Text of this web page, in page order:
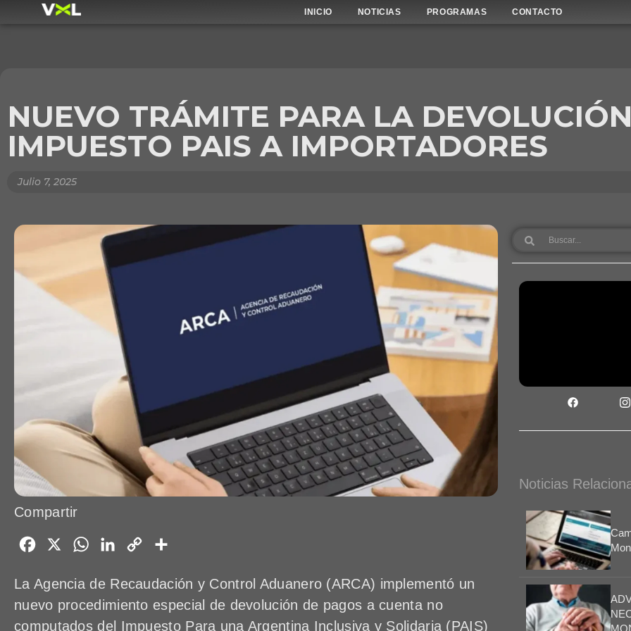
INICIO NOTICIAS PROGRAMAS CONTACTO
NUEVO TRÁMITE PARA LA
IMPUESTO PAIS A IMPORTADORES
Julio 7, 2025
Compartir
Facebook WhatsAppLinkedIn
Copy
La Agencia de Recaudación y Control Aduanero (ARCA) implementó un
nuevo procedimiento especial de devolución de pagos a cuenta no
computados del Impuesto Para una Argentina Inclusiva y Solidaria (PAIS)
Search
Noticias